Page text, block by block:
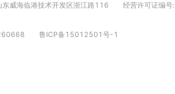
威海临港技术开发区浙江路116 经营许可证编号:
鲁ICP备15012501号-1